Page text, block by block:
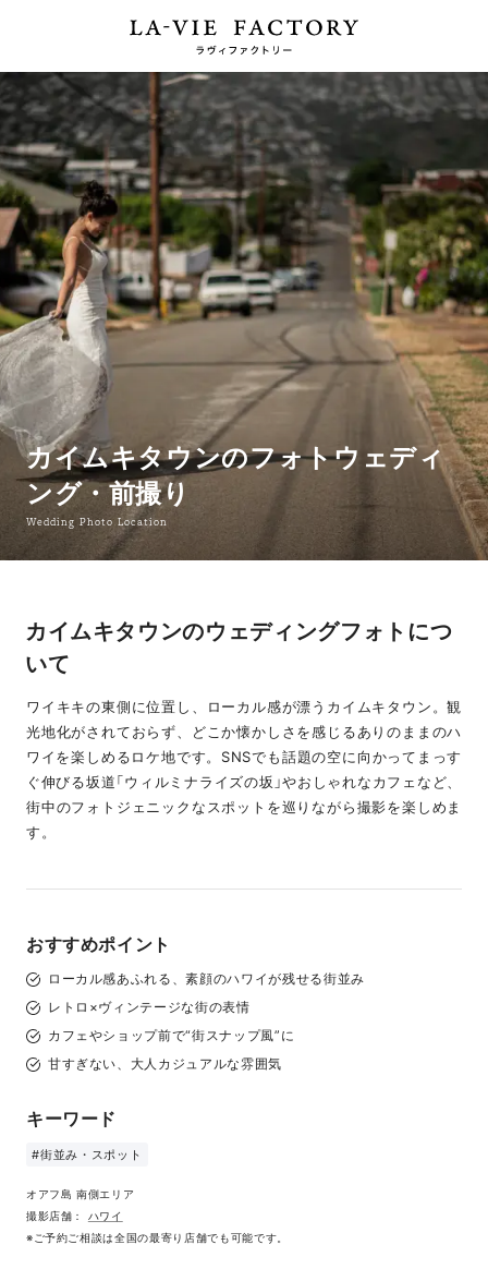
カイムキタウンのフォトウェディ
ング・前撮り
Wedding Photo Location
カイムキタウンのウェディングフォトにつ
いて
ワイキキの東側に位置し、ローカル感が漂うカイムキタウン。観
光地化がされておらず、どこか懐かしさを感じるありのままのハ
ワイを楽しめるロケ地です。SNSでも話題の空に向かってまっす
ぐ伸びる坂道「ウィルミナライズの坂」やおしゃれなカフェなど、
街中のフォトジェニックなスポットを巡りながら撮影を楽しめま
す。
おすすめポイント
ローカル感あふれる、素顔のハワイが残せる街並み
レトロ×ヴィンテージな街の表情
カフェやショップ前で“街スナップ風”に
甘すぎない、大人カジュアルな雰囲気
キーワード
#街並み・スポット
オアフ島 南側エリア
撮影店舗： ハワイ
※ご予約ご相談は全国の最寄り店舗でも可能です。